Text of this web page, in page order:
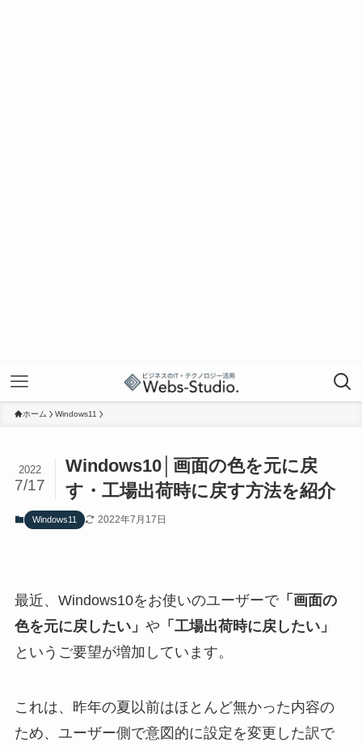
ホーム Windows11
Windows10│画面の色を元に戻
す・工場出荷時に戻す方法を紹介
2022
7/17
Windows11 2022年7月17日
最近、Windows10をお使いのユーザーで「画面の
色を元に戻したい」 や 「工場出荷時に戻したい」
というご要望が増加しています。
これは、昨年の夏以前はほとんど無かった内容の
ため、ユーザー側で意図的に設定を変更した訳で